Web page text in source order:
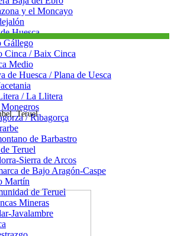
y el Moncayo
Huesca
Gállego
Cinca / Baix Cinca
Medio
de Huesca / Plana de Uesca
/ La Llitera
/ Ribagorça
de Barbastro
Teruel
Sierra de Arcos
de Bajo Aragón-Caspe
Martín
de Teruel
Mineras
Javalambre
Teruel